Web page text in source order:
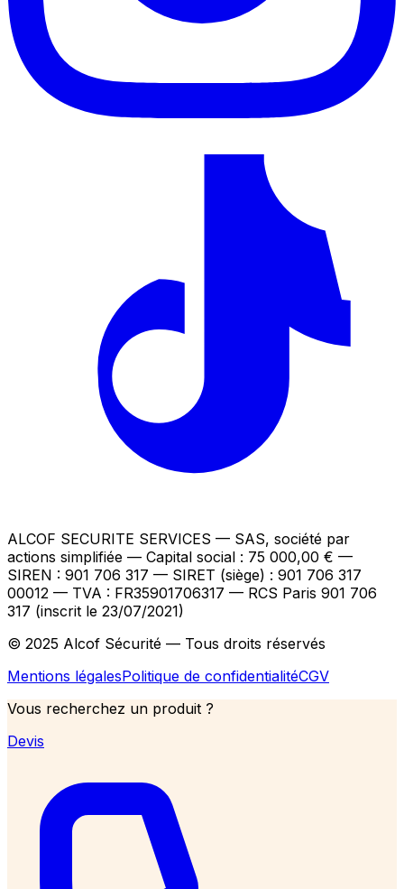
ALCOF SECURITE SERVICES — SAS, société par
actions simplifiée — Capital social : 75 000,00 € —
SIREN : 901 706 317 — SIRET (siège) : 901 706 317
00012 — TVA : FR35901706317 — RCS Paris 901 706
317 (inscrit le 23/07/2021)
© 2025 Alcof Sécurité — Tous droits réservés
Mentions légalesPolitique de confidentialitéCGV
Vous recherchez un produit ?
Devis